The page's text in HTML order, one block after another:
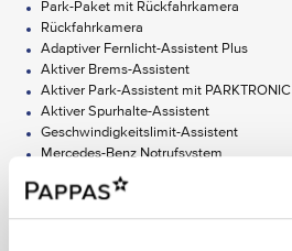
Park-Paket mit Rückfahrkamera
Rückfahrkamera
Adaptiver Fernlicht-Assistent Plus
Aktiver Brems-Assistent
Aktiver Park-Assistent mit PARKTRONIC
Aktiver Spurhalte-Assistent
Geschwindigkeitslimit-Assistent
Mercedes-Benz Notrufsystem
AUDIO & KOMMUNIKATION